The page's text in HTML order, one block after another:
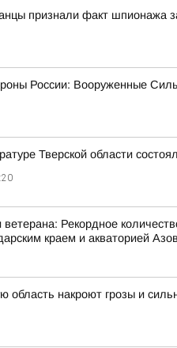
признали факт шпионажа
России: Вооруженные
Тверской области
ветерана: Рекордное
краем и акваторией
область накроют грозы и